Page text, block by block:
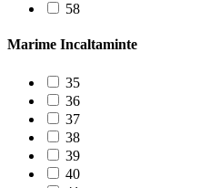
58
Marime Incaltaminte
35
36
37
38
39
40